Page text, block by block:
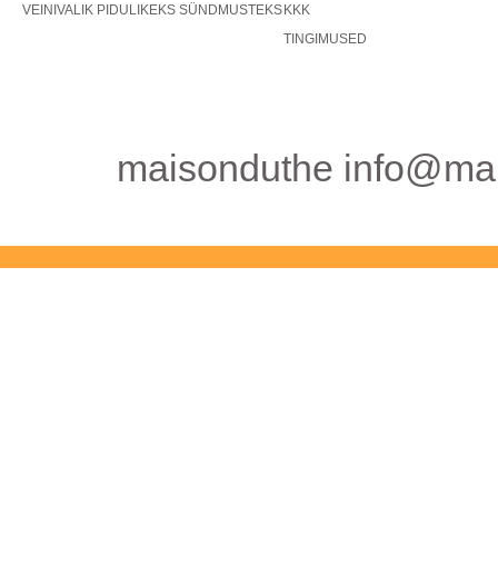
VEINIVALIK PIDULIKEKS SÜNDMUSTEKSKKK
TINGIMUSED
maisonduthe